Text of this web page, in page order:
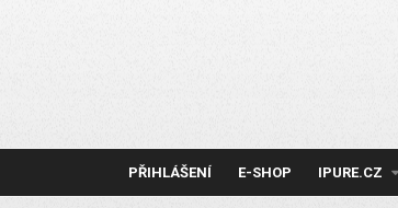
PŘIHLÁŠENÍ E-SHOP IPURE.CZ